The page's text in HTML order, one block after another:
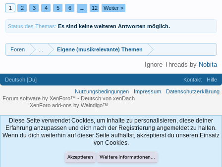
1 2 3 4 5 6 → 12 Weiter >
Status des Themas: Es sind keine weiteren Antworten möglich.
Foren Eigene (musikrelevante) Themen
Ignore Threads by Nobita
Deutsch [Du] Kontakt
Hilfe
Nutzungsbedingungen
Impressum
Datenschutzerklärung
Forum software by XenForo™ - Deutsch von xenDach
XenForo add-ons by Waindigo™
Diese Seite verwendet Cookies, um Inhalte zu personalisieren, diese deiner
Erfahrung anzupassen und dich nach der Registrierung angemeldet zu halten.
Wenn du dich weiterhin auf dieser Seite aufhältst, akzeptierst du unseren Einsatz
von Cookies.
Akzeptieren Weitere Informationen...